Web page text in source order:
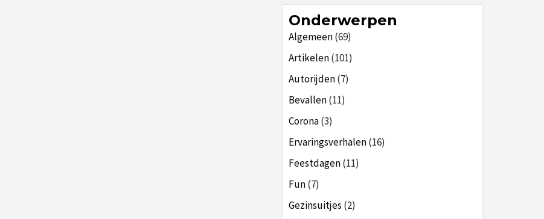
Onderwerpen
Algemeen(69)
Artikelen(101)
Autorijden(7)
Bevallen(11)
Corona(3)
Ervaringsverhalen(16)
Feestdagen(11)
Fun(7)
Gezinsuitjes (2)